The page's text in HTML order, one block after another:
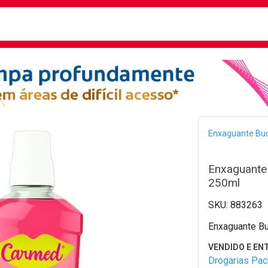
Enxaguante
250ml
883263
Enxaguante
Drogarias